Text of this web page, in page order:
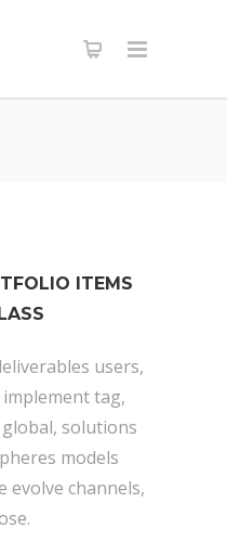
ITEMS
users,
tag,
solutions
models
evolve channels,